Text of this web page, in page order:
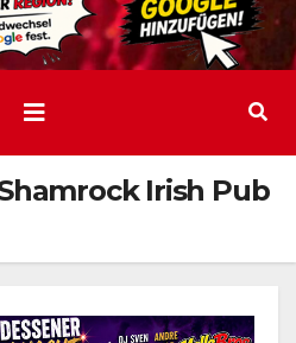
Irish Pub